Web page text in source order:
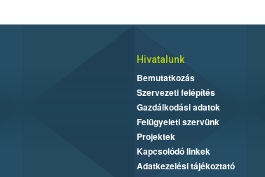
Hivatalunk
Bemutatkozás
Szervezeti felépítés
Gazdálkodási adatok
Felügyeleti szervünk
Projektek
Kapcsolódó linkek
Adatkezelési tájékoztató